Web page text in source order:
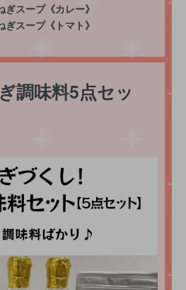
ぎスープ《カレー》
ぎスープ《トマト》
調味料5点セッ